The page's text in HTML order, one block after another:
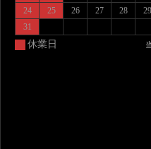
24 25 26 27 28 29
31
休業日